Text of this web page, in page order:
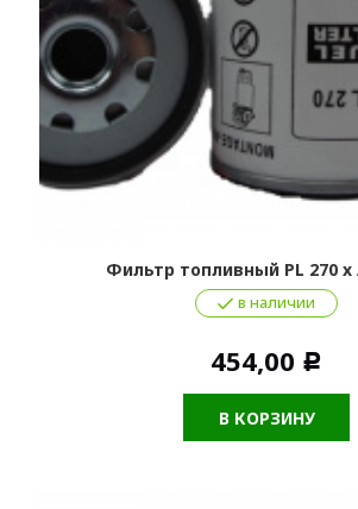
Фильтр топливный PL 270
в наличии
454,00 Р
В КОРЗИНУ